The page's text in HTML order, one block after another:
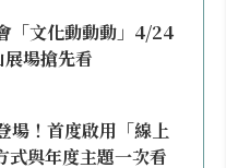
「文化動動動」4/24
場搶先看
場！首度啟用「線上
式與年度主題一次看